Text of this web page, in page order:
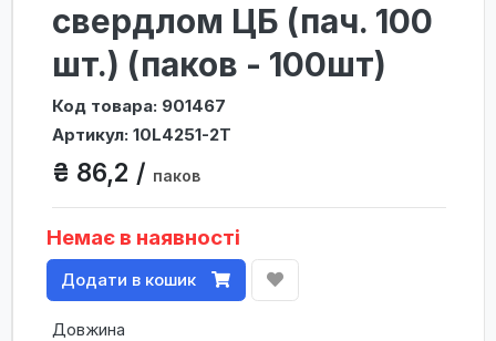
свердлом ЦБ (пач. 100
шт.) (паков - 100шт)
Код товара: 901467
Артикул: 10L4251-2T
₴ 86,2 / паков
Немає в наявності
Додати в кошик
Довжина